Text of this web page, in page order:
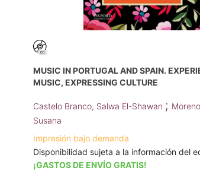
MUSIC IN PORTUGAL AND SPAIN.
MUSIC, EXPRESSING CULTURE
Castelo Branco, Salwa El-Shawan ;
Susana
Impresión bajo demanda
Disponibilidad sujeta a la información del
¡GASTOS DE ENVÍO GRATIS!